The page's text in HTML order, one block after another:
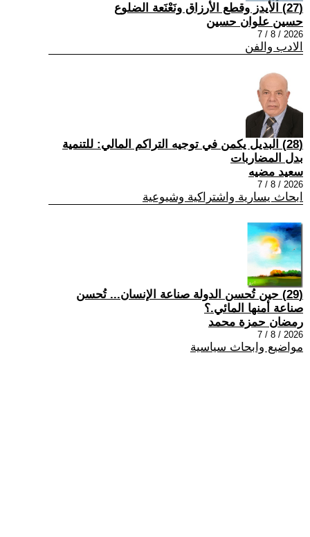
(27) الأيدز وقطع الأرزاق ونَعْنَعة الضلوع
حسين علوان حسين
2026 / 8 / 7
الادب والفن
(28) البديل يكمن في توجيه التراكم المالي: للتنمية
بدل المضاربات
سعيد مضيه
2026 / 8 / 7
ابحاث يسارية واشتراكية وشيوعية
(29) حين تُحسن الدولة صناعة الإنسان... تُحسن
صناعة أمنها المائي.؟
رمضان حمزة محمد
2026 / 8 / 7
مواضيع وابحاث سياسية